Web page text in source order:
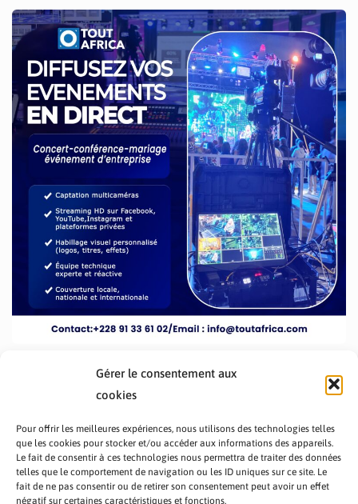
Gérer le consentement aux
cookies
Pour offrir les meilleures expériences, nous utilisons des technologies telles
que les cookies pour stocker et/ou accéder aux informations des appareils.
Le fait de consentir à ces technologies nous permettra de traiter des données
telles que le comportement de navigation ou les ID uniques sur ce site. Le
fait de ne pas consentir ou de retirer son consentement peut avoir un effet
négatif sur certaines caractéristiques et fonctions.
PRÉSENTATION TOUTAFRICA A PROPOS